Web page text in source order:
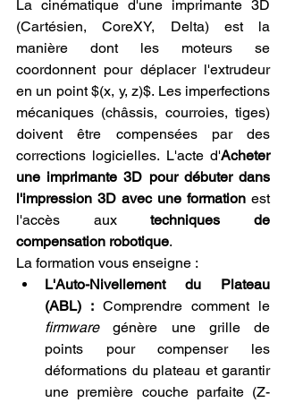
La cinématique d'une imprimante 3D
(Cartésien, CoreXY, Delta) est la
manière dont les moteurs se
coordonnent pour déplacer l'extrudeur
en un point $(x, y, z)$. Les imperfections
mécaniques (châssis, courroies, tiges)
doivent être compensées par des
corrections logicielles. L'acte d'Acheter
une imprimante 3D pour débuter dans
l'impression 3D avec une formation est
l'accès aux techniques de
compensation robotique.
La formation vous enseigne :
L'Auto-Nivellement du Plateau
(ABL) :
firmware génère une grille de
points pour compenser les
déformations du plateau et garantir
une première couche parfaite (Z-